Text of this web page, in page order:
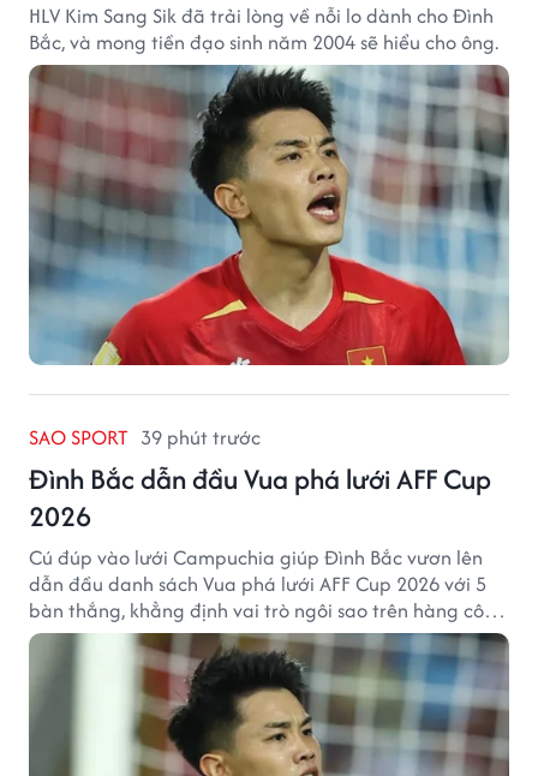
HLV Kim Sang Sik đã trải lòng về nỗi lo dành cho Đình
Bắc, và mong tiền đạo sinh năm 2004 sẽ hiểu cho ông.
SAO SPORT 39 phút trước
Đình Bắc dẫn đầu Vua phá lưới AFF Cup
2026
Cú đúp vào lưới Campuchia giúp Đình Bắc vươn lên
dẫn đầu danh sách Vua phá lưới AFF Cup 2026 với 5
bàn thắng, khẳng định vai trò ngôi sao trên hàng công
tuyển Việt Nam.